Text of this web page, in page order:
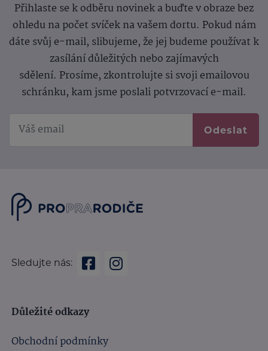
Přihlaste se k odběru novinek a buďte v obraze bez
ohledu na počet svíček na vašem dortu. Pokud nám
dáte svůj e-mail, slibujeme, že jej budeme používat k
zasílání důležitých nebo zajímavých
sdělení. Prosíme, zkontrolujte si svoji emailovou
schránku, kam jsme poslali potvrzovací e-mail.
Odeslat
Sledujte nás:
Důležité odkazy
Obchodní podmínky